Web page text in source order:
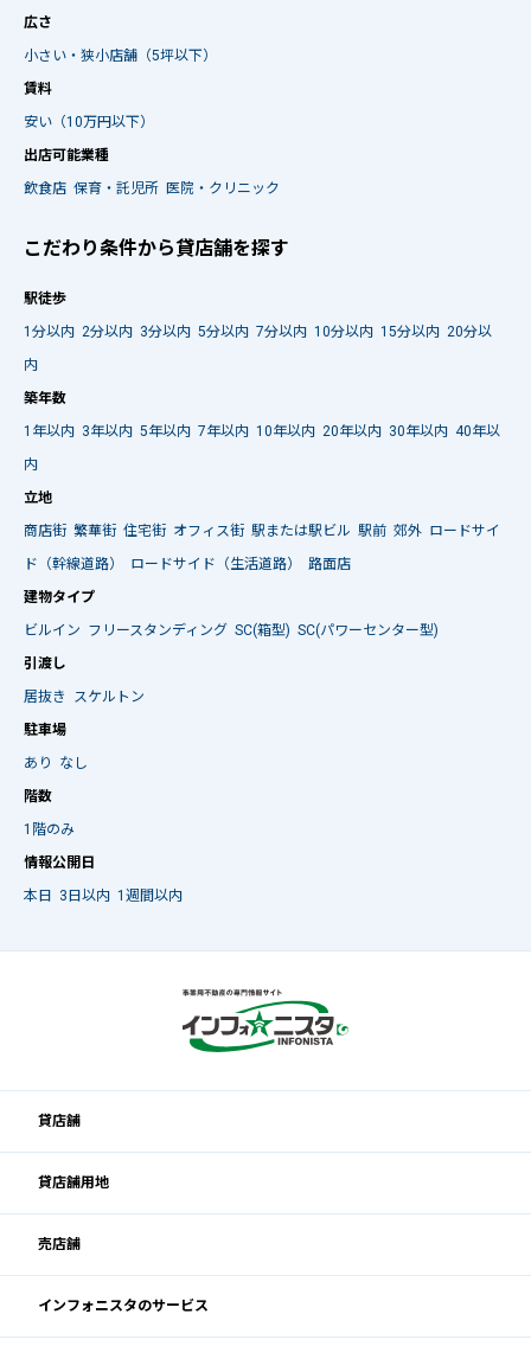
広さ
小さい・狭小店舗（5坪以下）
賃料
安い（10万円以下）
出店可能業種
飲食店 保育・託児所 医院・クリニック
こだわり条件から貸店舗を探す
駅徒歩
1分以内 2分以内 3分以内 5分以内 7分以内 10分以内 15分以内 20分以
内
築年数
1年以内 3年以内 5年以内 7年以内 10年以内 20年以内 30年以内 40年以
内
立地
商店街 繁華街 住宅街 オフィス街 駅または駅ビル 駅前 郊外 ロードサイ
ド（幹線道路）
ロードサイド（生活道路）
路面店
建物タイプ
ビルイン フリースタンディング SC(箱型) SC(パワーセンター型)
引渡し
居抜き
スケルトン
駐車場
あり
なし
階数
1階のみ
情報公開日
本日 3日以内 1週間以内
貸店舗
貸店舗用地
売店舗
インフォニスタのサービス